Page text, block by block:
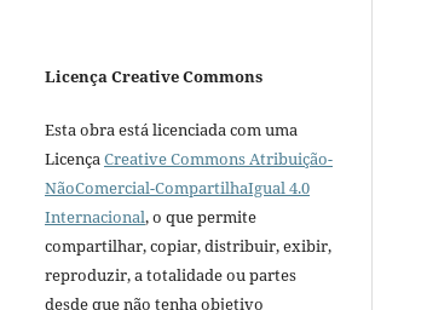
Licença Creative Commons
Esta obra está licenciada com uma
LicençaCreative Commons Atribuição-
NãoComercial-CompartilhaIgual 4.0
Internacional, o que permite
compartilhar, copiar, distribuir, exibir,
reproduzir, a totalidade ou partes
desde que não tenha objetivo